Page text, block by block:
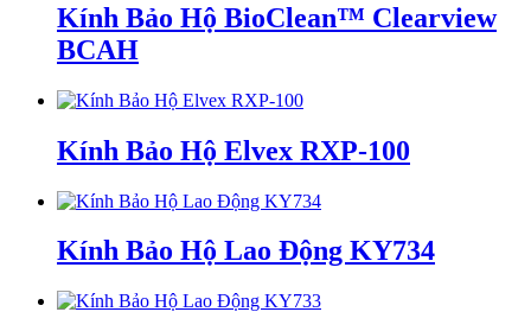
Kính Bảo Hộ BioClean™ Clearview
BCAH
Kính Bảo Hộ Elvex RXP-100
Kính Bảo Hộ Lao Động KY734